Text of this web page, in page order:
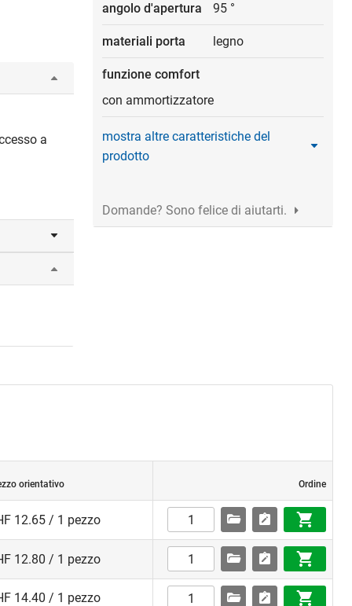
a
angolo d'apertura 95 °
materiali porta legno
funzione comfort
con ammortizzatore
mostra altre caratteristiche del
prodotto
Domande? Sono felice di aiutarti.
orientativo Ordine
12.65 / 1 pezzo
12.80 / 1 pezzo
14.40 / 1 pezzo